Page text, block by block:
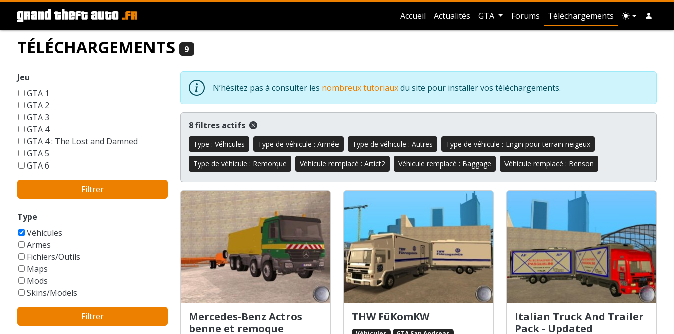
Accueil Actualités GTA Forums Téléchargements
TÉLÉCHARGEMENTS 9
Jeu
GTA 1
GTA 2
GTA 3
GTA 4
GTA 4 : The Lost and Damned
GTA 5
GTA 6
GTA Liberty City Stories
GTA London 1969
GTA San Andreas
GTA Vice City
Filtrer
Type
Véhicules
Armes
Fichiers/Outils
Maps
Mods
Skins/Models
Filtrer
N’hésitez pas à consulter les nombreux tutoriauxdu site pour installer vos téléchargements.
8 filtres actifs
Type : Véhicules Type de véhicule : Armée Type de véhicule : Autres Type de véhicule : Engin pour terrain neigeux
Type de véhicule : Remorque Véhicule remplacé : Artict2 Véhicule remplacé : Baggage Véhicule remplacé : Benson
Mercedes-Benz Actros
benne et remoque
THW FüKomKW
Italian Truck And Trailer
Pack - Updated